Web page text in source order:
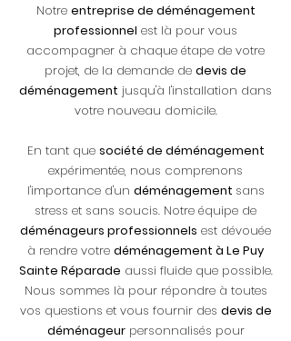
Notre entreprise de déménagement
professionnel est là pour vous
accompagner à chaque étape de votre
projet, de la demande de devis de
déménagement jusqu'à l'installation dans
votre nouveau domicile.
En tant que société de déménagement
expérimentée, nous comprenons
l'importance d'un déménagement sans
stress et sans soucis. Notre équipe de
déménageurs professionnels est dévouée
à rendre votre déménagement à Le Puy
Sainte Réparade aussi fluide que possible.
Nous sommes là pour répondre à toutes
vos questions et vous fournir des devis de
déménageurpersonnalisés pour